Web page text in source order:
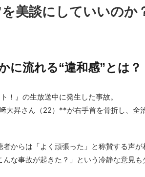
美談にしていいのか
に流れる“違和感”とは？
！』の生放送中に発生した事故。
大昇さん（22）**が右手首を骨折し、全
からは「よく頑張った」と称賛する声が
んな事故が起きた？」という冷静な意見